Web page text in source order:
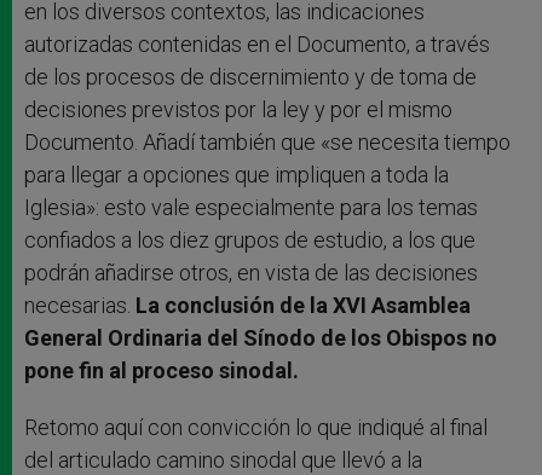
en los diversos contextos, las indicaciones
autorizadas contenidas en el Documento, a través
de los procesos de discernimiento y de toma de
decisiones previstos por la ley y por el mismo
Documento. Añadí también que «se necesita tiempo
para llegar a opciones que impliquen a toda la
Iglesia»: esto vale especialmente para los temas
confiados a los diez grupos de estudio, a los que
podrán añadirse otros, en vista de las decisiones
necesarias. La conclusión de la XVI Asamblea
General Ordinaria del Sínodo de los Obispos no
pone fin al proceso sinodal.
Retomo aquí con convicción lo que indiqué al final
del articulado camino sinodal que llevó a la